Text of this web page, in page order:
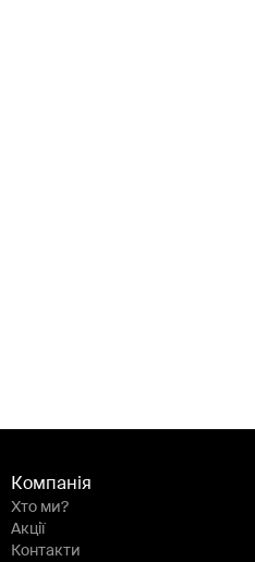
Компанія
Хто ми?
Акції
Контакти